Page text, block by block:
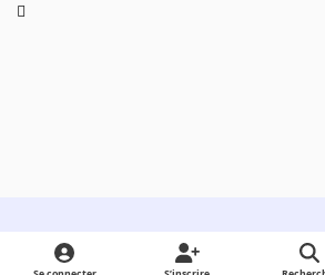
Light ModeDark ModeSystem Preference